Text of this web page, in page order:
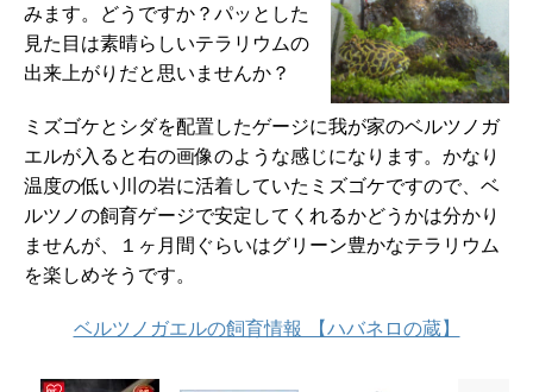
みます。どうですか？パッとした
見た目は素晴らしいテラリウムの
出来上がりだと思いませんか？
ミズゴケとシダを配置したゲージに我が家のベルツノガ
エルが入ると右の画像のような感じになります。かなり
温度の低い川の岩に活着していたミズゴケですので、ベ
ルツノの飼育ゲージで安定してくれるかどうかは分かり
ませんが、１ヶ月間ぐらいはグリーン豊かなテラリウム
を楽しめそうです。
ベルツノガエルの飼育情報 【ハバネロの蔵】